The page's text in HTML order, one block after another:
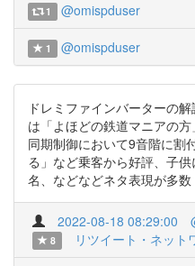
1 @omispduser
1 @omispduser
ドレミファインバーターの
は「よほどの鉄道マニアの
同期制御において9音階に割
る」など乗客から好評、子
名、などなどネタ表現が多
2022-08-18 08:29:00
8
リツイート・ネット